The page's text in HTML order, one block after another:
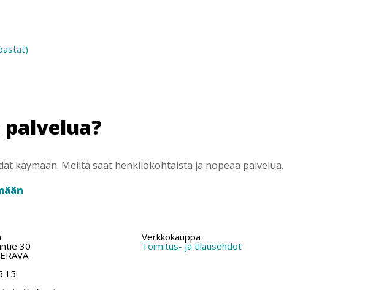
käymään. Meiltä saat henkilökohtaista ja nopeaa palvelua.
30
Verkkokauppa
Toimitus- ja tilausehdot